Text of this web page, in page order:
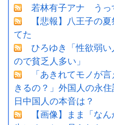
若林有子アナ うっ
【悲報】八王子の
てた
ひろゆき「性欲弱
ので貧乏人多い」
「あきれてモノが
きるの？」外国人の永
日中国人の本音は？
【画像】まま「な